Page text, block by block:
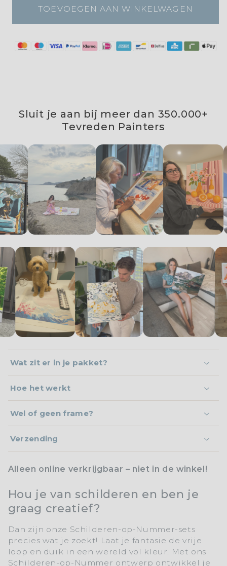
TOEVOEGEN AAN WINKELWAGEN
Sluit je aan bij meer dan 350.000+
Tevreden Painters
Wat zit er in je pakket?
Hoe het werkt
Wel of geen frame?
Verzending
Alleen online verkrijgbaar – niet in de winkel!
Hou je van schilderen en ben je
graag creatief?
Dan zijn onze Schilderen-op-Nummer-sets
precies wat je zoekt! Laat je fantasie de vrije
loop en duik in een wereld vol kleur. Met ons
Schilderen-op-Nummer ontwerp ontwikkel je